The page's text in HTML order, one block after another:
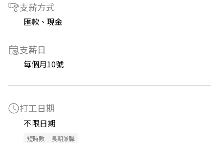
支薪方式
匯款、現金
支薪日
每個月10號
打工日期
不限日期
短時數 長期兼職